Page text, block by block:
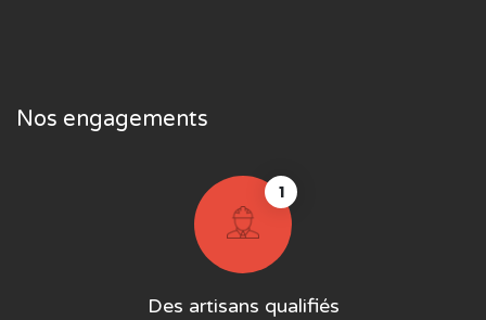
Nos engagements
1
Des artisans qualifiés